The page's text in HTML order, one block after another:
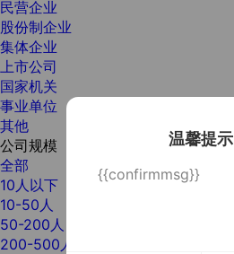
温馨提示
{{confirmmsg}}
民营企业
股份制企业
集体企业
上市公司
国家机关
事业单位
其他
公司规模
全部
10人以下
10-50人
50-200人
200-500人